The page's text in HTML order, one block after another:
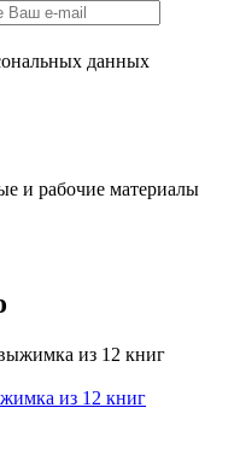
данных
и рабочие материалы
из 12 книг